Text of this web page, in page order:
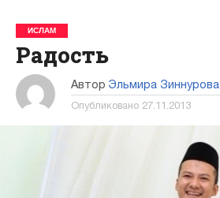
ИСЛАМ
Радость
Автор Эльмира Зиннурова
Опубликовано 27.11.2013